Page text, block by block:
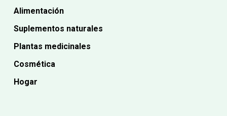
Alimentación
Suplementos naturales
Plantas medicinales
Cosmética
Hogar